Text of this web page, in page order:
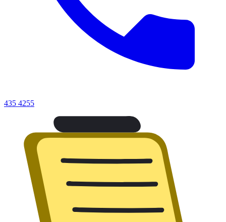
435 4255